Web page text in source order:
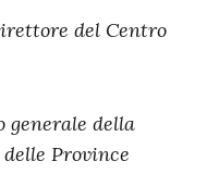
del Centro
generale della
Province